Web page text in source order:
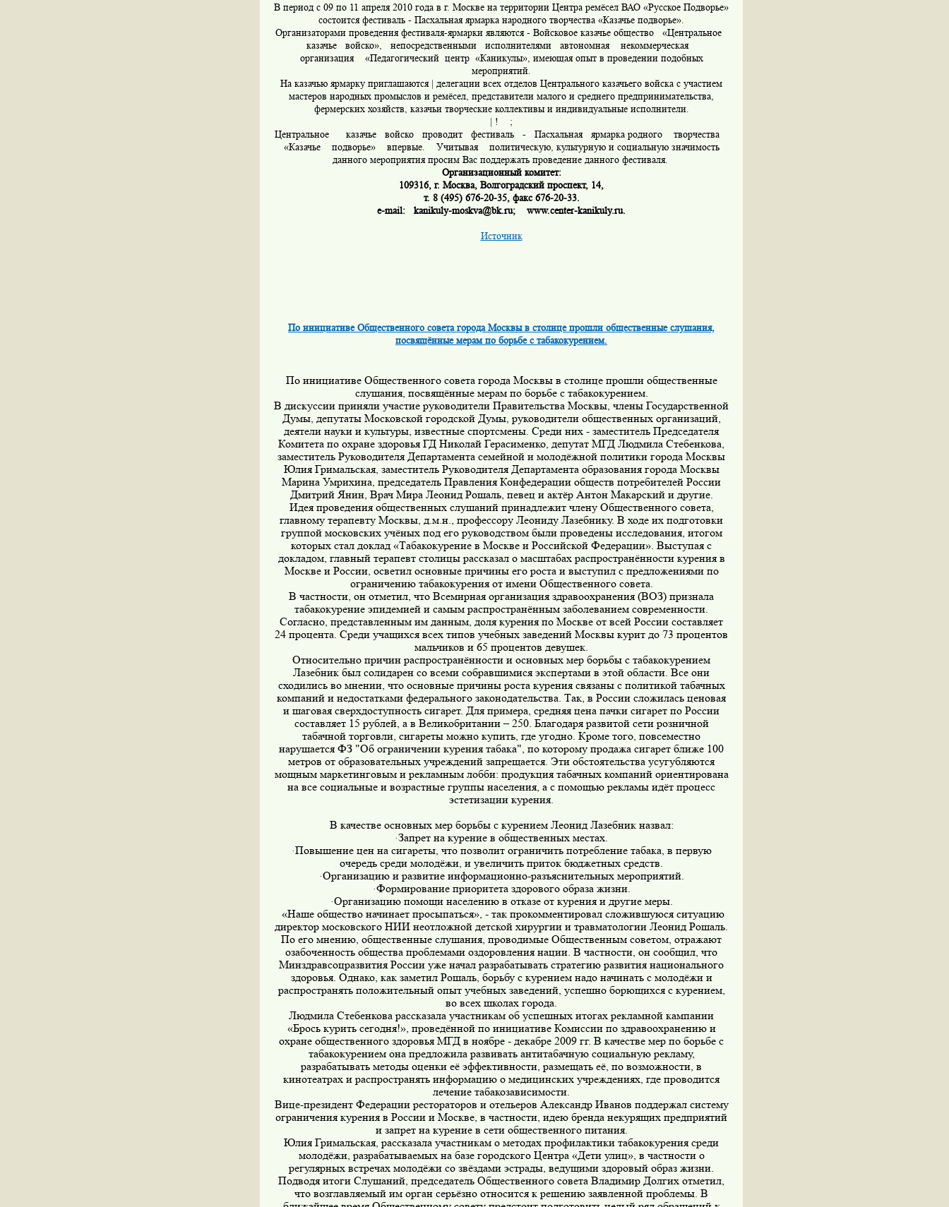
В период с 09 по 11 апреля 2010 года в г. Москве на территории Центра peмёсел ВАО «Русское Подворье»
состоится фестиваль - Пасхальная ярмарка народного творчества «Казачье подворье».
Организаторами проведения фестиваля-ярмарки являются - Войсковое казачье общество «Центральное
казачье войско», непосредственными исполнителями автономнаянекоммерческая
организация «Педагогический центр «Каникулы», имеющая опыт в проведении подобных
мероприятий.
На казачью ярмарку приглашаются | делегации всех отделов Центрального казачьего войска с участием
мастеров народных промыслов и ремёсел, представители малого и среднего предпринимательства,
фермерских хозяйств, казачьи творческие коллективы и индивидуальные исполнители.
| !
;
Центральное казачье войско проводит фестиваль - Пасхальная ярмарка родного творчества
«Казачье подворье» впервые. Учитывая политическую, культурную и социальную значимость
данного мероприятия просим Вас поддержать проведение данного фестиваля.
Организационный комитет:
109316, г. Москва, Волгоградский проспект, 14,
т. 8 (495) 676-20-35, факс676-20-33.
e-mail: kanikuly-moskva@bk.ru; www.center-kanikuly.ru.
Источник
По инициативе Общественного совета города Москвы в столице прошли общественные слушания,
посвящённые мерам по борьбе с табакокурением.
По инициативе Общественного совета города Москвы в столице прошли общественные
слушания, посвящённые мерам по борьбе с табакокурением.
В дискуссии приняли участие руководители Правительства Москвы, члены Государственной
Думы, депутаты Московской городской Думы, руководители общественных организаций,
деятели науки и культуры, известные спортсмены. Среди них - заместитель Председателя
Комитета по охране здоровья ГД Николай Герасименко, депутат МГД Людмила Стебенкова,
заместитель Руководителя Департамента семейной и молодёжной политики города Москвы
Юлия Гримальская, заместитель Руководителя Департамента образования города Москвы
Марина Умрихина, председатель Правления Конфедерации обществ потребителей России
Дмитрий Янин, Врач Мира Леонид Рошаль, певец и актёр Антон Макарский и другие.
Идея проведения общественных слушаний принадлежит члену Общественного совета,
главному терапевту Москвы, д.м.н., профессору Леониду Лазебнику. В ходе их подготовки
группой московских учёных под его руководством были проведены исследования, итогом
которых стал доклад «Табакокурение в Москве и Российской Федерации». Выступая с
докладом, главный терапевт столицы рассказал о масштабах распространённости курения в
Москве и России, осветил основные причины его роста и выступил с предложениями по
ограничению табакокурения от имени Общественного совета.
В частности, он отметил, что Всемирная организация здравоохранения (ВОЗ) признала
табакокурение эпидемией и самым распространённым заболеванием современности.
Согласно, представленным им данным, доля курения по Москве от всей России составляет
24 процента. Среди учащихся всех типов учебных заведений Москвы курит до 73 процентов
мальчиков и 65 процентов девушек.
Относительно причин распространённости и основных мер борьбы с табакокурением
Лазебник был солидарен со всеми собравшимися экспертами в этой области. Все они
сходились во мнении, что основные причины роста курения связаны с политикой табачных
компаний и недостатками федерального законодательства. Так, в России сложилась ценовая
и шаговая сверхдоступность сигарет. Для примера, средняя цена пачки сигарет по России
составляет 15 рублей, а в Великобритании – 250. Благодаря развитой сети розничной
табачной торговли, сигареты можно купить, где угодно. Кроме того, повсеместно
нарушается ФЗ "Об ограничении курения табака", по которому продажа сигарет ближе 100
метров от образовательных учреждений запрещается. Эти обстоятельства усугубляются
мощным маркетинговым и рекламным лобби: продукция табачных компаний ориентирована
на все социальные и возрастные группы населения, а с помощью рекламы идёт процесс
эстетизации курения.
В качестве основных мер борьбы с курением Леонид Лазебник назвал:
·Запрет на курение в общественных местах.
·Повышение цен на сигареты, что позволит ограничить потребление табака, в первую
очередь среди молодёжи, и увеличить приток бюджетных средств.
·Организацию и развитие информационно-разъяснительных мероприятий.
·Формирование приоритета здорового образа жизни.
·Организацию помощи населению в отказе от курения и другие меры.
«Наше общество начинает просыпаться», - так прокомментировал сложившуюся ситуацию
директор московского НИИ неотложной детской хирургии и травматологии Леонид Рошаль.
По его мнению, общественные слушания, проводимые Общественным советом, отражают
озабоченность общества проблемами оздоровления нации. В частности, он сообщил, что
Минздравсоцразвития России уже начал разрабатывать стратегию развития национального
здоровья. Однако, как заметил Рошаль, борьбу с курением надо начинать с молодёжи и
распространять положительный опыт учебных заведений, успешно борющихся с курением,
во всех школах города.
Людмила Стебенкова рассказала участникам об успешных итогах рекламной кампании
«Брось курить сегодня!», проведённой по инициативе Комиссии по здравоохранению и
охране общественного здоровья МГД в ноябре - декабре 2009 гг. В качестве мер по борьбе с
табакокурением она предложила развивать антитабачную социальную рекламу,
разрабатывать методы оценки её эффективности, размещать её, по возможности, в
кинотеатрах и распространять информацию о медицинских учреждениях, где проводится
лечение табакозависимости.
Вице-президент Федерации рестораторов и отельеров Александр Иванов поддержал систему
ограничения курения в России и Москве, в частности, идею бренда некурящих предприятий
и запрет на курение в сети общественного питания.
Юлия Гримальская, рассказала участникам о методах профилактики табакокурения среди
молодёжи, разрабатываемых на базе городского Центра «Дети улиц», в частности о
регулярных встречах молодёжи со звёздами эстрады, ведущими здоровый образ жизни.
Подводя итоги Слушаний, председатель Общественного совета Владимир Долгих отметил,
что возглавляемый им орган серьёзно относится к решению заявленной проблемы. В